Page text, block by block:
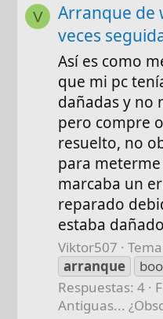
V
Arranque de
veces
Así es como
que mi pc
dañadas y no
pero compre
resuelto, no
para
marcaba un
reparado
estaba
Viktor507 Tema
arranque
Respuestas: 4
Antiguas...